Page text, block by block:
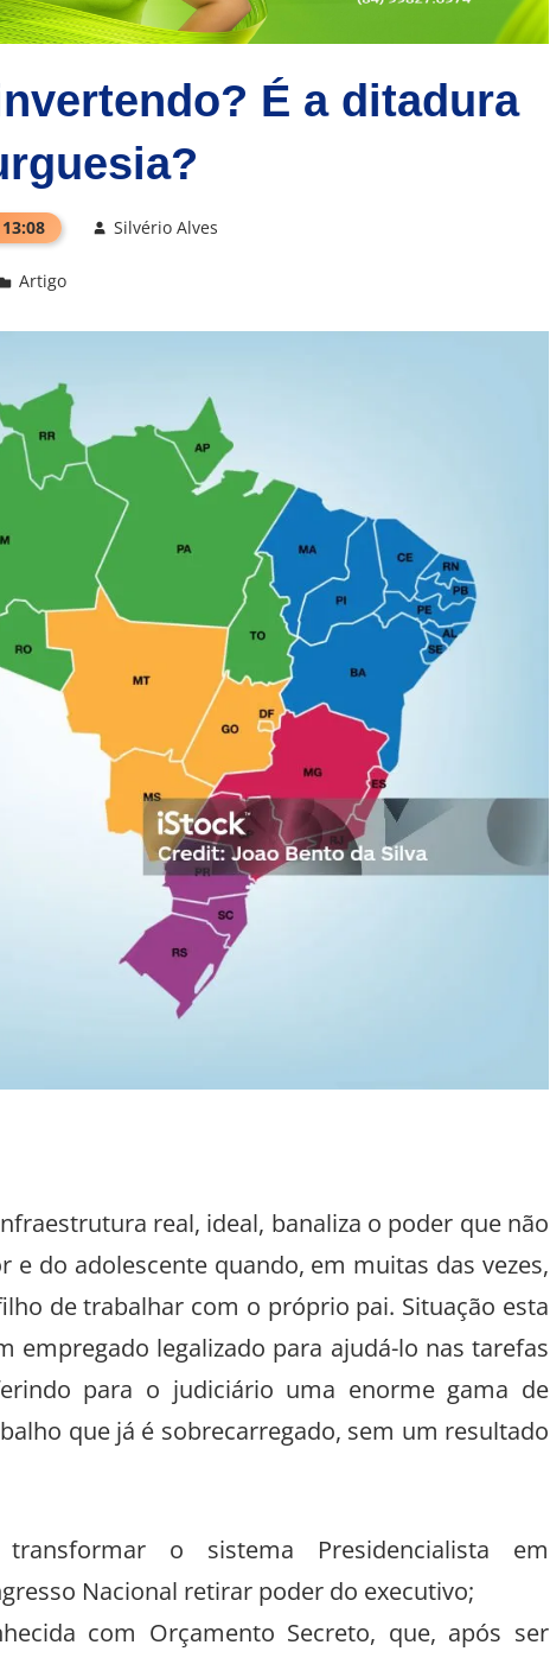
É a ditadura
Artigo
real, ideal, banaliza o poder que não
do adolescente quando, em muitas das vezes,
de trabalhar com o próprio pai. Situação esta
empregado legalizado para ajudá-lo nas tarefas
para o judiciário uma enorme gama de
que já é sobrecarregado, sem um resultado
o sistema Presidencialista em
Nacional retirar poder do executivo;
com Orçamento Secreto, que, após ser